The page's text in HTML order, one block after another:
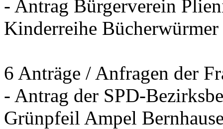
- Antrag Bürgerverein
Kinderreihe Bücherwürmer
6 Anträge / Anfragen der
- Antrag der SPD-
Grünpfeil Ampel